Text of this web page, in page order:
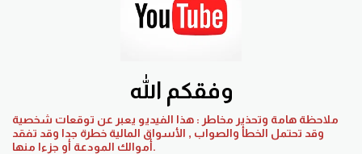
وفقكم الله
ملاحظة هامة وتحذير مخاطر : هذا الفيديو يعبر عن توقعات شخصية
وقد تحتمل الخطأ والصواب , الأسواق المالية خطرة جدا وقد تفقد
أموالك المودعة أو جزءا منها.